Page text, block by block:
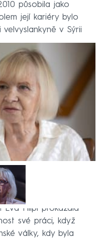
působila jako
její kariéry bylo
v Sýrii
Eva Filipi prokázala
své práci, když
války, kdy byla